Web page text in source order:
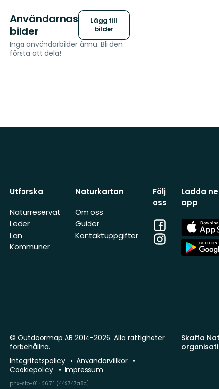
Användarnas
bilder
Lägg till
bilder
Inga användarbilder ännu. Bli den
första att dela!
Utforska
Naturreservat
Leder
Län
Kommuner
Naturkartan
Om oss
Guider
Kontaktuppgifter
Följ
oss
Facebook
Instagram
Ladda
app
App
Store
App
Store
Skaffa
© Outdoormap AB 2014-2026. Alla rättigheter
förbehållna.
Integritetspolicy
Användarvillkor
Cookiepolicy
Impressum
phx-sto-01 · 26.7.1 (449747a8c)